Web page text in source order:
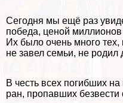
Сегодня мы ещё раз
победа, ценой миллионов
Их было очень много
не завел семьи, не родил
В честь всех погибших
ран, пропавших